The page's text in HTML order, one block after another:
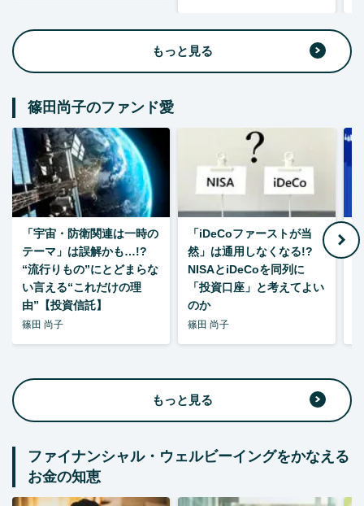
もっと見る
篠田尚子のファンド愛
「宇宙・防衛関連は一時の
テーマ」は誤解かも…!?
“流行りもの”にとどまらな
い言える“これだけの理
由”【投資信託】
篠田 尚子
「iDeCoファーストが当
然」は通用しなくなる!?
NISAとiDeCoを同列に
「投資口座」と考えてよい
のか
篠田 尚子
もっと見る
ファイナンシャル・ウェルビーイングをかなえる
お金の知恵